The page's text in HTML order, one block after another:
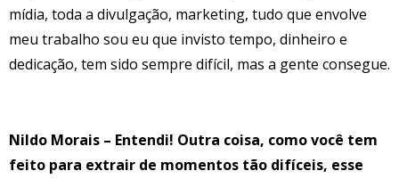
mídia, toda a divulgação, marketing, tudo que envolve
meu trabalho sou eu que invisto tempo, dinheiro e
dedicação, tem sido sempre difícil, mas a gente consegue.
Nildo Morais – Entendi! Outra coisa, como você tem
feito para extrair de momentos tão difíceis, esse